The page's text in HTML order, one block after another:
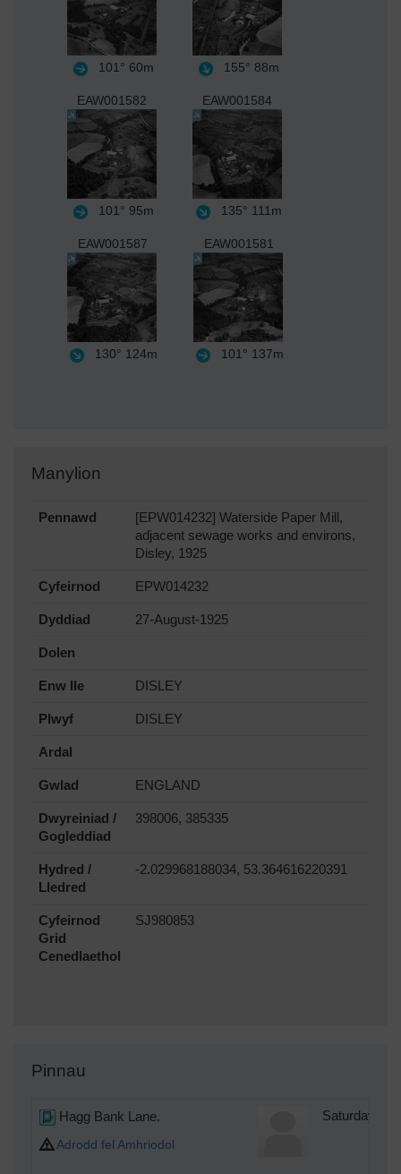
101° 60m 155° 88m
EAW001582
101° 95m
EAW001584
135° 111m
EAW001587
130° 124m
EAW001581
101° 137m
Manylion
Pennawd
[EPW014232] Waterside Paper Mill,
adjacent sewage works and environs,
Disley, 1925
Cyfeirnod EPW014232
Dyddiad 27-August-1925
Dolen
Enw lle DISLEY
Plwyf DISLEY
Ardal
Gwlad ENGLAND
Dwyreiniad /
Gogleddiad
398006, 385335
Hydred /
Lledred
-2.029968188034, 53.364616220391
Cyfeirnod
Grid
Cenedlaethol
SJ980853
Pinnau
Hagg Bank Lane.
Adrodd fel Amhriodol
Saturday